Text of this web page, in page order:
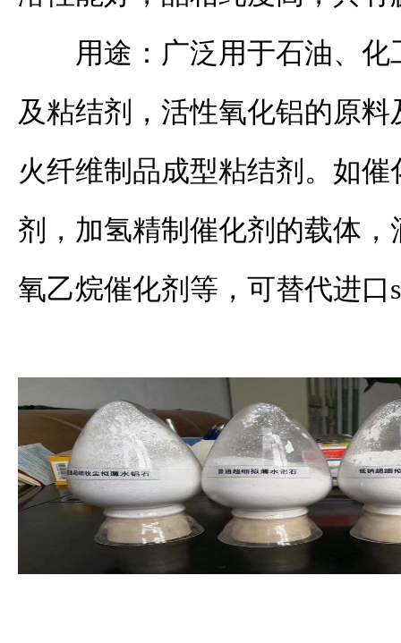
用途：广泛用于石油、化
及粘结剂，活性氧化铝的原
火纤维制品成型粘结剂。如
剂，加氢精制催化剂的载体
氧乙烷催化剂等，可替代进口